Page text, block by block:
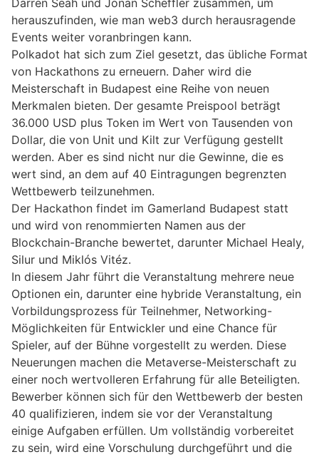
Darren Seah und Jonan Scheffler zusammen, um
herauszufinden, wie man web3 durch herausragende
Events weiter voranbringen kann.
Polkadot hat sich zum Ziel gesetzt, das übliche Format
von Hackathons zu erneuern. Daher wird die
Meisterschaft in Budapest eine Reihe von neuen
Merkmalen bieten. Der gesamte Preispool beträgt
36.000 USD plus Token im Wert von Tausenden von
Dollar, die von Unit und Kilt zur Verfügung gestellt
werden. Aber es sind nicht nur die Gewinne, die es
wert sind, an dem auf 40 Eintragungen begrenzten
Wettbewerb teilzunehmen.
Der Hackathon findet im Gamerland Budapest statt
und wird von renommierten Namen aus der
Blockchain-Branche bewertet, darunter Michael Healy,
Silur und Miklós Vitéz.
In diesem Jahr führt die Veranstaltung mehrere neue
Optionen ein, darunter eine hybride Veranstaltung, ein
Vorbildungsprozess für Teilnehmer, Networking-
Möglichkeiten für Entwickler und eine Chance für
Spieler, auf der Bühne vorgestellt zu werden. Diese
Neuerungen machen die Metaverse-Meisterschaft zu
einer noch wertvolleren Erfahrung für alle Beteiligten.
Bewerber können sich für den Wettbewerb der besten
40 qualifizieren, indem sie vor der Veranstaltung
einige Aufgaben erfüllen. Um vollständig vorbereitet
zu sein, wird eine Vorschulung durchgeführt und die